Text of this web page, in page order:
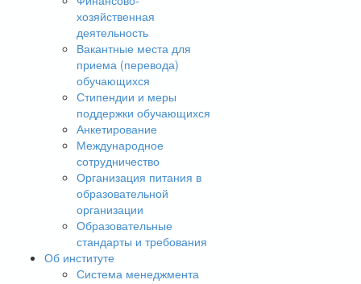
хозяйственная
деятельность
Вакантные места для
приема (перевода)
обучающихся
Стипендии и меры
поддержки обучающихся
Анкетирование
Международное
сотрудничество
Организация питания в
образовательной
организации
Образовательные
стандарты и требования
Об институте
Система менеджмента